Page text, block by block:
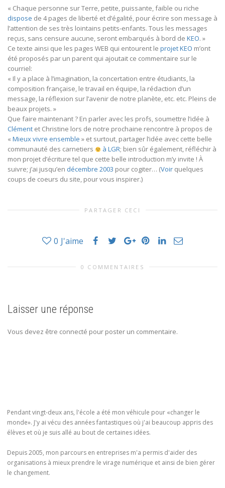
« Chaque personne sur Terre, petite, puissante, faible ou riche
dispose de 4 pages de liberté et d’égalité, pour écrire son message à
l’attention de ses très lointains petits-enfants. Tous les messages
reçus, sans censure aucune, seront embarqués à bord de KEO. »
Ce texte ainsi que les pages WEB qui entourent le projet KEO m’ont
été proposés par un parent qui ajoutait ce commentaire sur le
courriel:
« Il y a place à l’imagination, la concertation entre étudiants, la
composition française, le travail en équipe, la rédaction d’un
message, la réflexion sur l’avenir de notre planète, etc. etc. Pleins de
beaux projets. »
Que faire maintenant ? En parler avec les profs, soumettre l’idée à
Clément et Christine lors de notre prochaine rencontre à propos de
« Mieux vivre ensemble » et surtout, partager l’idée avec cette belle
communauté des carnetiers
à LGR; bien sûr également, réfléchir à
mon projet d’écriture tel que cette belle introduction m’y invite ! À
suivre; j’ai jusqu’en décembre 2003 pour cogiter… (Voir quelques
coups de coeurs du site, pour vous inspirer.)
PARTAGER CECI
0 J'aime
0 COMMENTAIRES
Laisser une réponse
Vous devez être connecté pour poster un commentaire.
Pendant vingt-deux ans, l'école a été mon véhicule pour «changer le
monde». J'y ai vécu des années fantastiques où j'ai beaucoup appris des
élèves et où je suis allé au bout de certaines idées.
Depuis 2005, mon parcours en entreprises m'a permis d'aider des
organisations à mieux prendre le virage numérique et ainsi de bien gérer
le changement.